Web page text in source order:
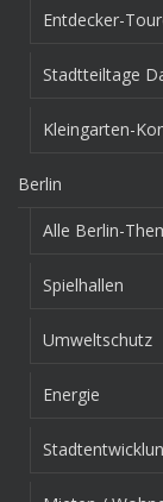
Entdecker-
Stadtteiltage
Kleingarten-
Berlin
Alle Berlin-
Spielhallen
Umweltschutz
Energie